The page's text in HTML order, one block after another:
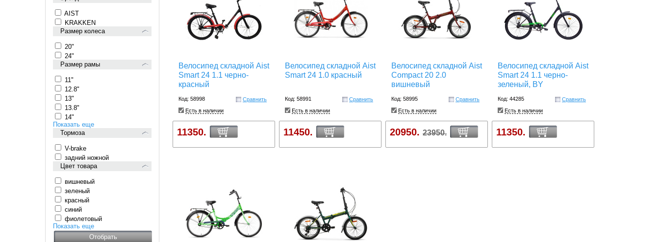
AIST
KRAKKEN
Размер колеса
20"
24"
Размер рамы
11"
12.8"
13"
13.8"
14"
Показать еще
Тормоза
V-brake
задний ножной
Цвет товара
вишневый
зеленый
красный
синий
фиолетовый
Показать еще
Велосипед складной Aist
Smart 24 1.1 черно-
красный
Код: 58998
Сравнить
Есть в наличии
11350.
Велосипед складной Aist
Smart 24 1.0 красный
Код: 58991
Сравнить
Есть в наличии
11450.
Велосипед складной Aist
Compact 20 2.0
вишневый
Код: 58995
Сравнить
Есть в наличии
20950. 23950.
Велосипед складной Aist
Smart 24 1.1 черно-
зеленый, BY
Код: 44285
Сравнить
Есть в наличии
11350.